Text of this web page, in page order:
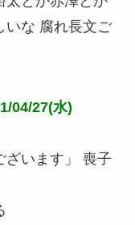
いな 腐れ長文ご
04/27(水)
ざいます」 喪子